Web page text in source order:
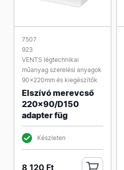
7507
923
VENTS légtechnikai
műanyag szerelési anyagok
90x220mm és kiegészítők
Elszívó merevcső
220x90/D150
adapter füg
Készleten
8 120 Ft